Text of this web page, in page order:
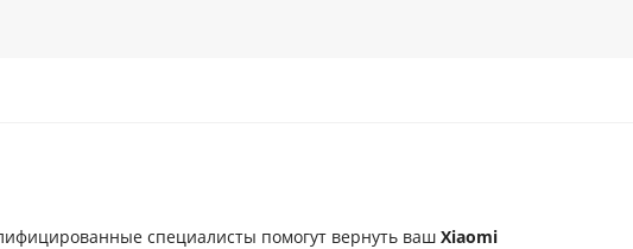
специалисты помогут вернуть ваш Xiaomi